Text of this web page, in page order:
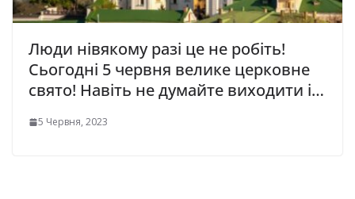
Люди нівякому разі це не робіть!
Сьогодні 5 червня велике церковне
свято! Навіть не думайте виходити і…
5 Червня, 2023